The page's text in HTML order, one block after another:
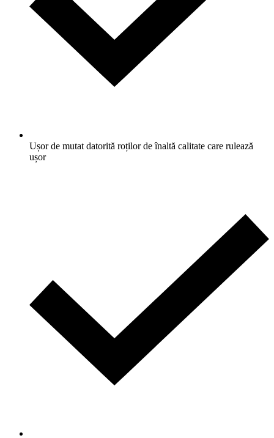
Ușor de mutat datorită roților de înaltă calitate care rulează
ușor